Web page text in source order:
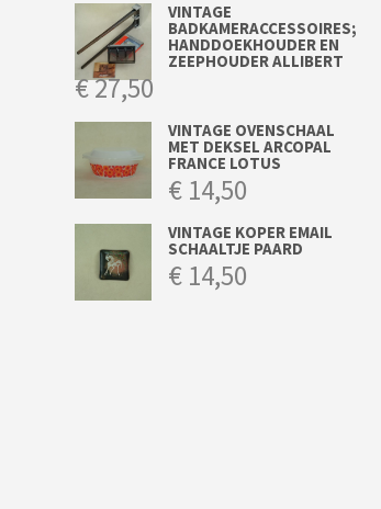
VINTAGE
BADKAMERACCESSOIRES;
HANDDOEKHOUDER EN
ZEEPHOUDER ALLIBERT
€27,50
VINTAGE OVENSCHAAL
MET DEKSEL ARCOPAL
FRANCE LOTUS
€ 14,50
VINTAGE KOPER EMAIL
SCHAALTJE PAARD
€ 14,50